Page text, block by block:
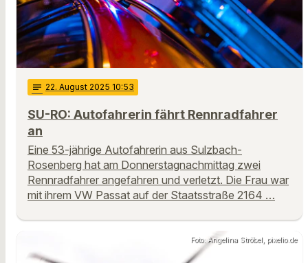
notes 22. August 2025 10:53
SU-RO: Autofahrerin fährt Rennradfahrer
an
Eine 53-jährige Autofahrerin aus Sulzbach-
Rosenberg hat am Donnerstagnachmittag zwei
Rennradfahrer angefahren und verletzt. Die Frau war
mit ihrem VW Passat auf der Staatsstraße 2164 …
Foto: Angelina Ströbel, pixelio.de